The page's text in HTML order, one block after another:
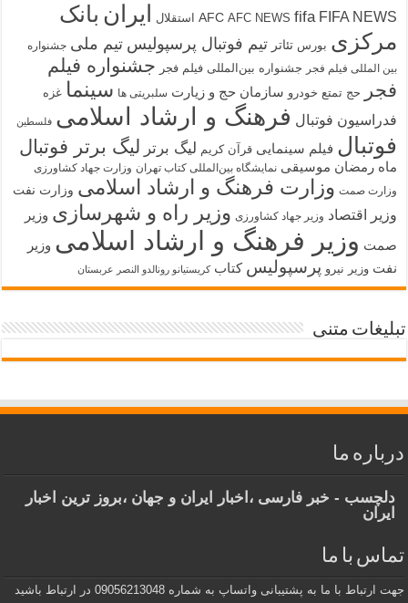
AFC AFC NEWS fifa FIFA NEWS استقلال ایران بانک
مرکزی بورس تئاتر تیم فوتبال پرسپولیس تیم ملی جشنواره
بین المللی فیلم فجر جشنواره بین‌المللی فیلم فجر جشنواره فیلم
فجر
حج تمتع خودرو سازمان حج و زیارت سلبریتی ها سینما غزه
فدراسیون فوتبال فرهنگ و ارشاد اسلامی فلسطین
فوتبال فیلم سینمایی قرآن کریم لیگ برتر لیگ برتر فوتبال
ماه رمضان موسیقی نمایشگاه بین‌المللی کتاب تهران وزارت جهاد کشاورزی
وزارت صمت وزارت فرهنگ و ارشاد اسلامی وزارت نفت
وزیر اقتصاد وزیر جهاد کشاورزی وزیر راه و شهرسازی وزیر
صمت وزیر فرهنگ و ارشاد اسلامی وزیر
نفت وزیر نیرو پرسپولیس کتاب کریستیانو رونالدو النصر عربستان
تبلیغات متنی
درباره ما
دلچسب - خبر فارسی ،اخبار ایران و جهان ،بروز ترین اخبار
ایران
تماس با ما
جهت ارتباط با ما به پشتیبانی واتساپ به شماره 09056213048 در ارتباط باشید